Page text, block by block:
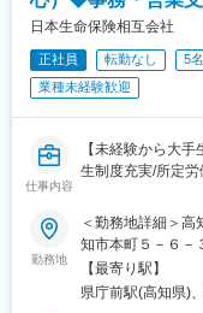
日本生命保険相互会社
正社員 転勤なし 5
業種未経験歓迎
仕事内容
【未経験から大
生制度充実/所定
本ポジションは
業・管理・事務お
心に幅広くご活躍
＜入社直後の職
〇支社領域：営業
勤務地
＜勤務地詳細＞
知市本町５－６
屋内全面禁煙変更
【最寄り駅】
県庁前駅(高知県)